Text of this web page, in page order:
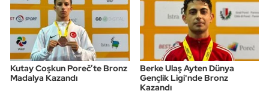
Kutay Coşkun Poreč’te Bronz
Madalya Kazandı
Berke Ulaş Ayten Dünya
Gençlik Ligi'nde Bronz
Kazandı